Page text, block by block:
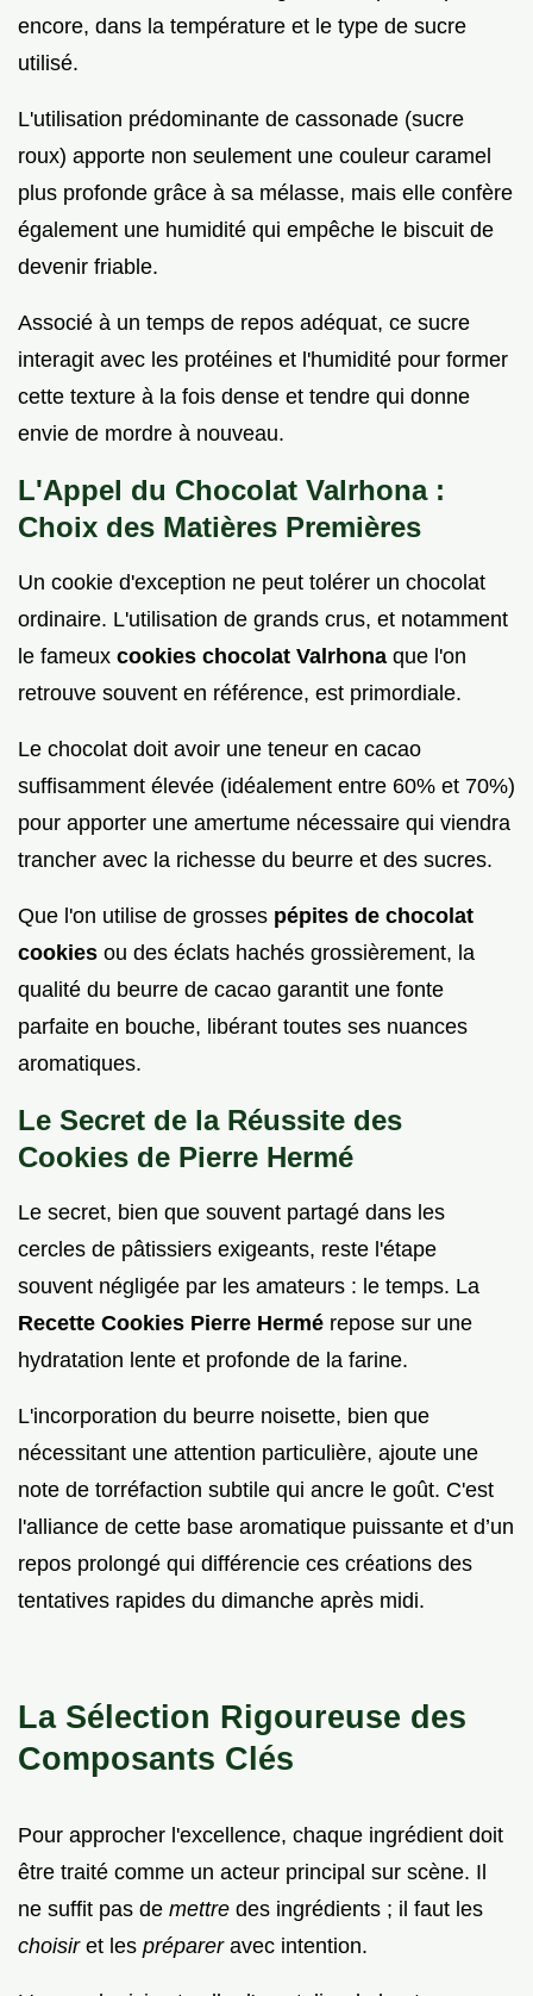
encore, dans la température et le type de sucre
utilisé.
L'utilisation prédominante de cassonade (sucre
roux) apporte non seulement une couleur caramel
plus profonde grâce à sa mélasse, mais elle confère
également une humidité qui empêche le biscuit de
devenir friable.
Associé à un temps de repos adéquat, ce sucre
interagit avec les protéines et l'humidité pour former
cette texture à la fois dense et tendre qui donne
envie de mordre à nouveau.
L'Appel du Chocolat Valrhona :
Choix des Matières Premières
Un cookie d'exception ne peut tolérer un chocolat
ordinaire. L'utilisation de grands crus, et notamment
le fameux cookies chocolat Valrhona que l'on
retrouve souvent en référence, est primordiale.
Le chocolat doit avoir une teneur en cacao
suffisamment élevée (idéalement entre 60% et 70%)
pour apporter une amertume nécessaire qui viendra
trancher avec la richesse du beurre et des sucres.
Que l'on utilise de grosses pépites de chocolat
cookies ou des éclats hachés grossièrement, la
qualité du beurre de cacao garantit une fonte
parfaite en bouche, libérant toutes ses nuances
aromatiques.
Le Secret de la Réussite des
Cookies de Pierre Hermé
Le secret, bien que souvent partagé dans les
cercles de pâtissiers exigeants, reste l'étape
souvent négligée par les amateurs : le temps. La
Recette Cookies Pierre Hermé repose sur une
hydratation lente et profonde de la farine.
L'incorporation du beurre noisette, bien que
nécessitant une attention particulière, ajoute une
note de torréfaction subtile qui ancre le goût. C'est
l'alliance de cette base aromatique puissante et d’un
repos prolongé qui différencie ces créations des
tentatives rapides du dimanche après midi.
La Sélection Rigoureuse des
Composants Clés
Pour approcher l'excellence, chaque ingrédient doit
être traité comme un acteur principal sur scène. Il
ne suffit pas de mettre des ingrédients ; il faut les
choisir et les préparer avec intention.